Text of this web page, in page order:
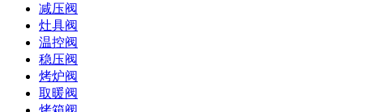
减压阀
灶具阀
温控阀
稳压阀
烤炉阀
取暖阀